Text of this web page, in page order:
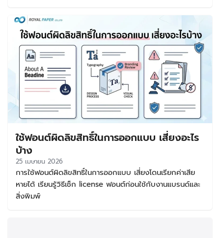
ฟอนต์แต่ละชุดมีเงื่อนไขต่างกัน บางตัวใช้ฟรีเฉพาะงานส่วนตัว
บางตัวใช้ฟรีกับงานเชิงพาณิชย์ได้จริง บทความนี้จึงรวบรวม
แนวทางเลือกฟอนต์ฟรีใช้ได้เชิงพาณิชย์ พร้อมแนะนำกลุ่ม
ฟอนต์ที่เหมาะกับงานออกแบบ งานพิมพ์ โลโก้ และแพ็กเกจจิ้ง
เพื่อให้คุณใช้งานได้อย่างมั่นใจและไม่เสี่ยงเรื่องลิขสิทธิ์ ฟอนต์
ฟรีใช้เชิงพาณิชย์ คืออะไร และสำคัญอย่างไร คำว่า ฟอนต์ฟรี
ใช้เชิงพาณิชย์ หมายถึงฟอนต์ที่เจ้าของลิขสิทธิ์อนุญาตให้นำไป
ใช้ในงานที่มีเป้าหมายทางธุรกิจได้ เช่น ทำสื่อโฆษณา ออกแบบ
แพ็กเกจจิ้ง ทำโลโก้ ออกแบบเมนู ป้ายร้าน โพสต์ขายสินค้า
หรือเอกสารทางการตลาดต่างๆ โดยไม่จำเป็นต้องซื้อไลเซนส์
เพิ่มเติมในขอบเขตที่กำหนด จุดสำคัญคือคำว่า “ฟรี” ไม่ได้แปล
ว่าใช้ได้ทุกแบบเสมอไป บางฟอนต์ให้ใช้ฟรีเฉพาะงานส่วนตัว แต่
หากนำไปใช้ขายของ หรือใช้สร้างแบรนด์ อาจเข้าข่ายละเมิดสิทธิ์
ได้ ดังนั้นก่อนดาวน์โหลดฟอนต์ฟรีใช้ขายของ ควรอ่านเงื่อนไข
การใช้งานให้ชัดเจนทุกครั้ง การเลือกฟอนต์ที่ถูกต้องตั้งแต่ต้น
จะช่วยลดความเสี่ยงทางกฎหมาย ทำให้งานดูน่าเชื่อถือขึ้น และ
ใช้ฟอนต์ผิดลิขสิทธิ์ในการออกแบบ เสี่ยงอะไร
บ้าง
25 เมษายน 2026
การใช้ฟอนต์ผิดลิขสิทธิ์ในการออกแบบ เสี่ยงโดนเรียกค่าเสีย
หายได้ เรียนรู้วิธีเช็ก license ฟอนต์ก่อนใช้กับงานแบรนด์และ
สิ่งพิมพ์